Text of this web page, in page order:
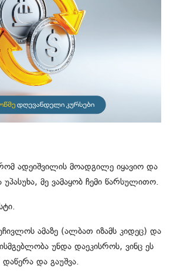
რომ ადეიშვილის მოადგილე იყავიო და
მე ვამაყობ ჩემი წარსულითო.
ამაზე (ალბათ იზამს კიდეც) და
უნდა დაეკისროს, ვინც ეს
და გაუშვა.